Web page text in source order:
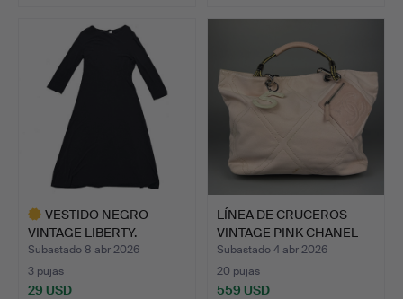
VESTIDO NEGRO
VINTAGE LIBERTY.
Subastado 8 abr 2026
3 pujas
29 USD
LÍNEA DE CRUCEROS
VINTAGE PINK CHANEL
NO. …
Subastado 4 abr 2026
20 pujas
559 USD